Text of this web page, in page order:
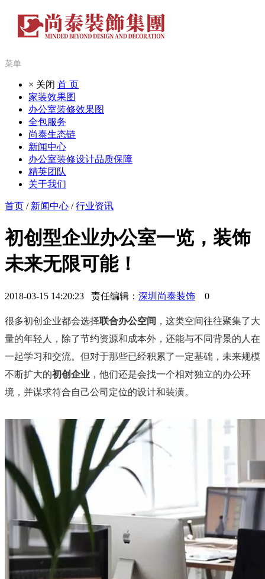
菜单
× 关闭 首 页
家装效果图
办公室装修效果图
全包服务
尚泰生态链
新闻中心
办公室装修设计品质保障
精英团队
关于我们
首页 / 新闻中心 /行业资讯
初创型企业办公室一览，装饰
未来无限可能！
2018-03-15 14:20:23 责任编辑： 深圳尚泰装饰 0
很多初创企业都会选择联合办公空间 ，这类空间往往聚集了大
量的年轻人，除了节约资源和成本外，还能与不同背景的人在
一起学习和交流。 但对于那些已经积累了一定基础，未来规模
不断扩大的初创企业 ，他们还是会找一个相对独立的办公环
境，并谋求符合自己公司定位的设计和装潢。